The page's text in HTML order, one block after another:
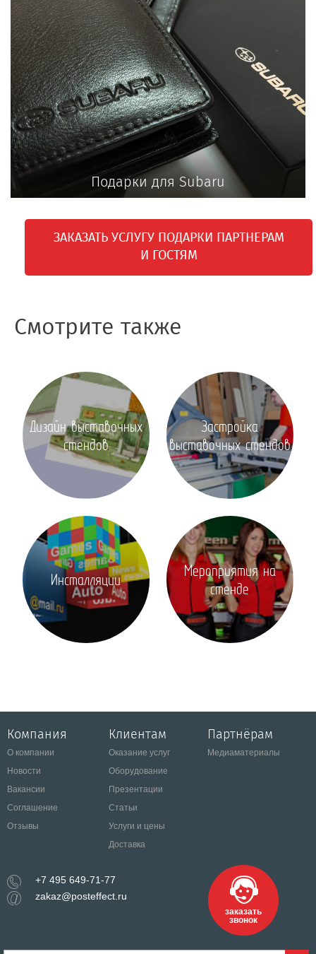
Подарки для Subaru
ЗАКАЗАТЬ УСЛУГУ ПОДАРКИ ПАРТНЕРАМ
И ГОСТЯМ
Смотрите также
Дизайн выставочных
стендов
Застройка
выставочных стендов
Инсталляции
Мероприятия на
стенде
Компания
О компании
Новости
Вакансии
Соглашение
Отзывы
Клиентам
Оказание услуг
Оборудование
Презентации
Статьи
Услуги и цены
Доставка
Партнёрам
Медиаматериалы
+7 495 649-71-77
zakaz@posteffect.ru
заказать
звонок